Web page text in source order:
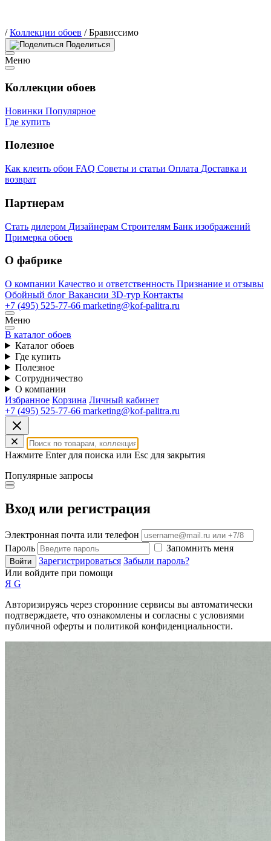
/Коллекции обоев /Брависсимо
Поделиться
Меню
Коллекции обоев
Новинки Популярное
Где купить
Полезное
Как клеить обои FAQ Советы и статьи Оплата Доставка и
возврат
Партнерам
Стать дилером Дизайнерам Строителям Банк изображений
Примерка обоев
О фабрике
О компании Качество и ответственность Признание и отзывы
Обойный блог Вакансии 3D-тур Контакты
+7 (495) 525-77-66 marketing@kof-palitra.ru
Меню
В каталог обоев
Каталог обоев
Где купить
Полезное
Сотрудничество
О компании
Избранное Корзина Личный кабинет
+7 (495) 525-77-66 marketing@kof-palitra.ru
Нажмите Enter для поиска или Esc для закрытия
Популярные запросы
Вход или регистрация
Электронная почта или телефон
Пароль
Запомнить меня
Войти Зарегистрироваться Забыли пароль?
Или войдите при помощи
Я G
Авторизируясь через сторонние сервисы вы автоматически
подтверждаете, что ознакомлены и согласны с условиями
публичной оферты и политикой конфиденциальности.